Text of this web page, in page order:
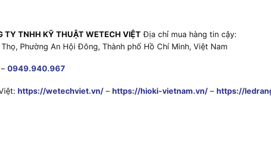
TY TNHH KỸ THUẬT WETECH VIỆT Địa chỉ mua hàng tin cậy:
Phường An Hội Đông, Thành phố Hồ Chí Minh, Việt Nam
– 0949.940.967
https://wetechviet.vn/ – https://hioki-vietnam.vn/ – https://